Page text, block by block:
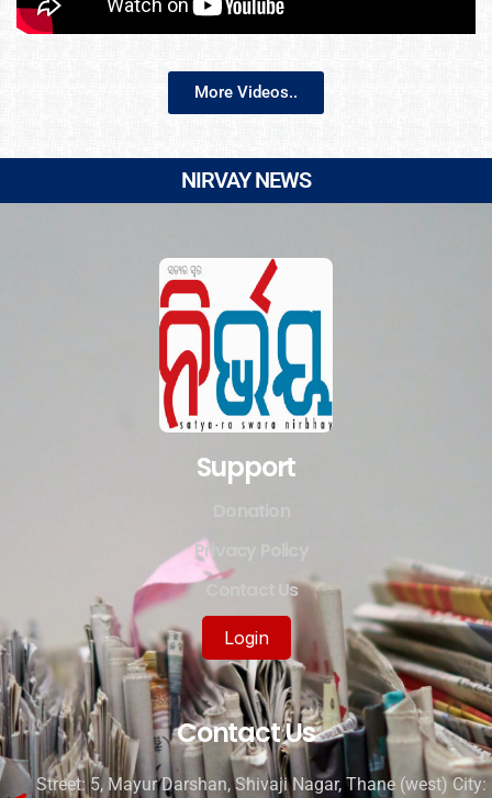
More Videos..
NIRVAY NEWS
Support
Privacy Policy
Contact Us
Login
Contact Us
Street: 5, Mayur Darshan, Shivaji Nagar, Thane (west) City: